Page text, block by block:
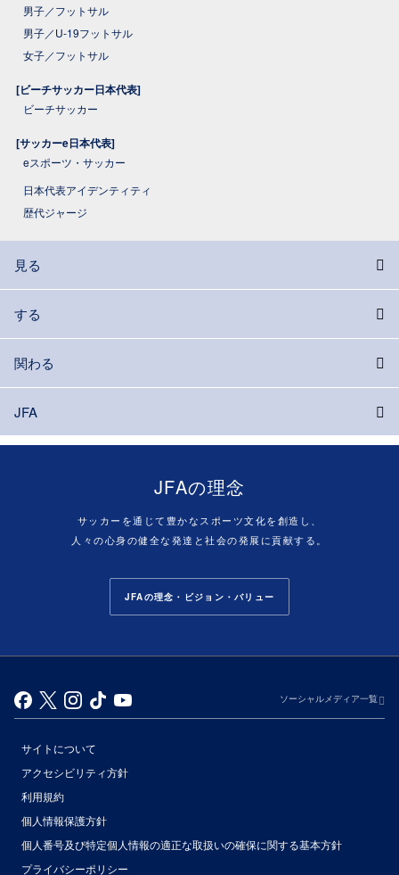
男子／フットサル
男子／U-19フットサル
女子／フットサル
[ビーチサッカー日本代表]
ビーチサッカー
[サッカーe日本代表]
eスポーツ・サッカー
日本代表アイデンティティ
歴代ジャージ
見る
する
関わる
JFA
JFAの理念
サッカーを通じて豊かなスポーツ文化を創造し、
人々の心身の健全な発達と社会の発展に貢献する。
JFAの理念・ビジョン・バリュー
ソーシャルメディア一覧
サイトについて
アクセシビリティ方針
利用規約
個人情報保護方針
個人番号及び特定個人情報の適正な取扱いの確保に関する基本方針
プライバシーポリシー